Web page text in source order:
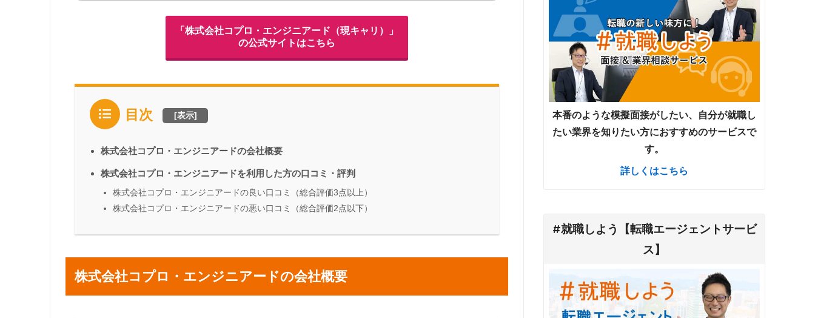
「株式会社コプロ・エンジニアード（現キャリ）」
の公式サイトはこちら
目次 [表示]
株式会社コプロ・エンジニアードの会社概要
株式会社コプロ・エンジニアードを利用した方の口コミ・評判
株式会社コプロ・エンジニアードの良い口コミ（総合評価3点以上）
株式会社コプロ・エンジニアードの悪い口コミ（総合評価2点以下）
株式会社コプロ・エンジニアードの会社概要
本番のような模擬面接がしたい、自分が就職し
たい業界を知りたい方におすすめのサービスで
す。
詳しくはこちら
#就職しよう【転職エージェントサービ
ス】